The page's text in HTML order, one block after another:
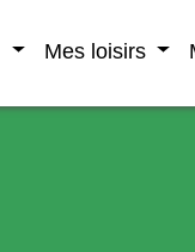
Mes loisirs